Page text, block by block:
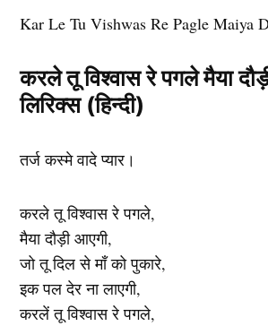
Kar Le Tu Vishwas Re Pagle Maiya
करले तू विश्वास रे पगले मैया
लिरिक्स (हिन्दी)
तर्ज कस्मे वादे प्यार।
करले तू विश्वास रे पगले,
मैया दौड़ी आएगी,
जो तू दिल से माँ को पुकारे,
इक पल देर ना लाएगी,
करलें तू विश्वास रे पगले,